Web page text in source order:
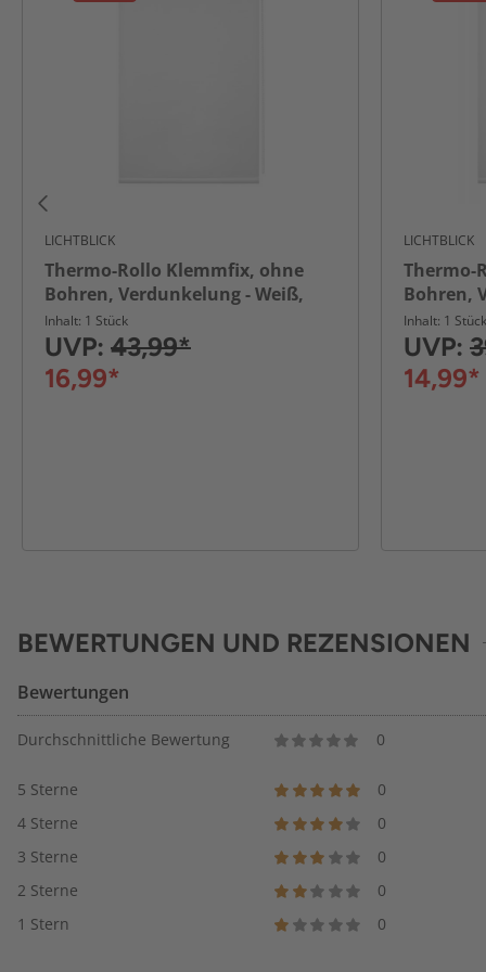
LICHTBLICK
Thermo-Rollo Klemmfix, ohne
Bohren, Verdunkelung - Weiß,
100 cm x 150 cm (B x L)
Inhalt: 1 Stück
UVP: 43,99*
16,99*
LICHTBLICK
Thermo-
Bohren,
cm x 150
Inhalt: 1 Stück
UVP:
14,99*
BEWERTUNGEN UND REZENSIONEN
Bewertungen
Durchschnittliche Bewertung 0
5 Sterne
0
4 Sterne
0
3 Sterne
0
2 Sterne
0
1 Stern
0